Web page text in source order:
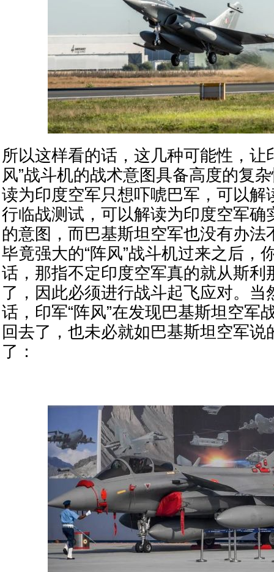
所以这样看的话，这几种可能性，让
风”战斗机的战术意图具备高度的复
读为印度空军只想吓唬巴军，可以解
行临战测试，可以解读为印度空军确
的意图，而巴基斯坦空军也没有办法
毕竟强大的“阵风”战斗机过来之后，
话，那指不定印度空军真的就从斯利
了，因此必须进行战斗起飞应对。当
话，印军“阵风”在发现巴基斯坦空军
回去了，也未必就如巴基斯坦空军说
了：